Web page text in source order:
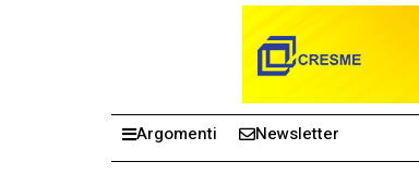
Argomenti Newsletter